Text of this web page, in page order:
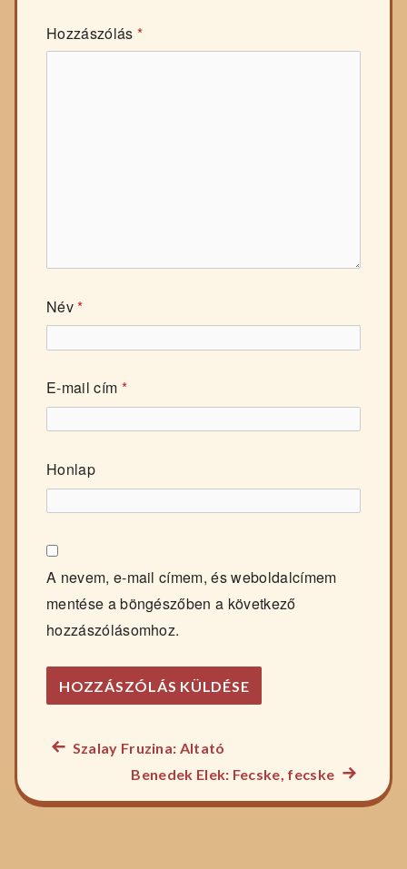
Hozzászólás *
Név*
E-mail cím *
Honlap
A nevem, e-mail címem, és weboldalcímem
mentése a böngészőben a következő
hozzászólásomhoz.
Bejegyzés
navigáció
Előző
recept:
Szalay Fruzina: Altató
Benedek Elek: Fecske, fecske
főzelék